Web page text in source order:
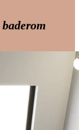
baderom